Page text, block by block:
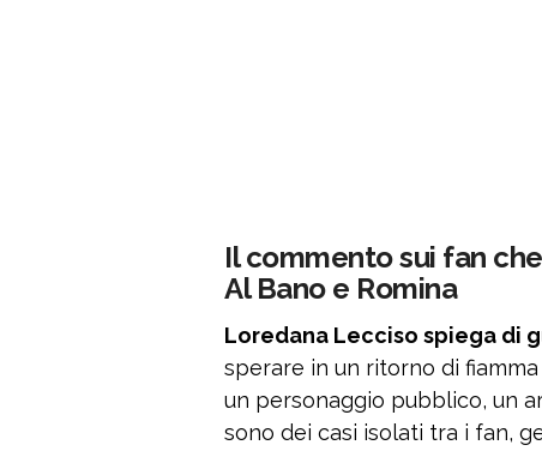
Il commento sui fan
Al Bano e Romina
Loredana Lecciso spiega di
sperare in un ritorno di
un personaggio pubblico, un
sono dei casi isolati tra i fan,